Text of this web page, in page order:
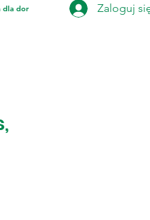
domu ElektronikaZaloguj